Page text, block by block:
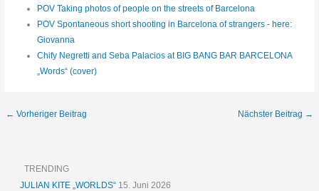
POV Taking photos of people on the streets of Barcelona
POV Spontaneous short shooting in Barcelona of strangers - here:
Giovanna
Chify Negretti and Seba Palacios at BIG BANG BAR BARCELONA
„Words“ (cover)
← Vorheriger Beitrag Nächster Beitrag →
TRENDING
JULIAN KITE „WORLDS“ 15. Juni 2026